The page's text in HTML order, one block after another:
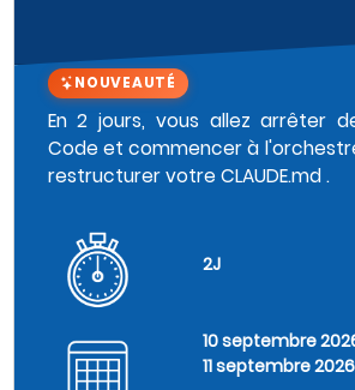
NOUVEAUTÉ
En 2 jours, vous allez arrêter
Code et commencer à
restructurer votre CLAUDE.md .
2J
10 septembre
11 septembre 2026